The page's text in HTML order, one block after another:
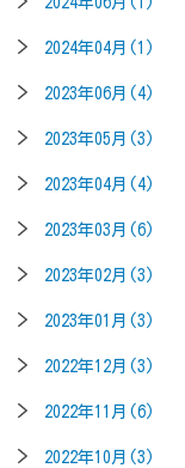
2024年04月(1)
2023年06月(4)
2023年05月(3)
2023年04月(4)
2023年03月(6)
2023年02月(3)
2023年01月(3)
2022年12月(3)
2022年11月(6)
2022年10月(3)